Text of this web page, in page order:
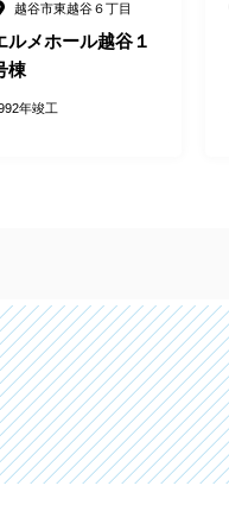
越谷市東越谷６丁目
ルメホール越谷１
棟
年竣工